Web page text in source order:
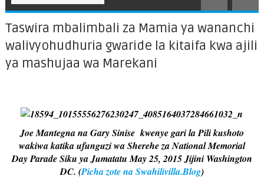
Taswira mbalimbali za Mamia ya wananchi
walivyohudhuria gwaride la kitaifa kwa ajili
ya mashujaa wa Marekani
Joe Mantegna na Gary Sinise kwenye gari la Pili kushoto
wakiwa katika ufunguzi wa Sherehe za National Memorial
Day Parade Siku ya Jumatatu May 25, 2015 Jijini Washington
DC. (Picha zote na Swahilivilla.Blog)